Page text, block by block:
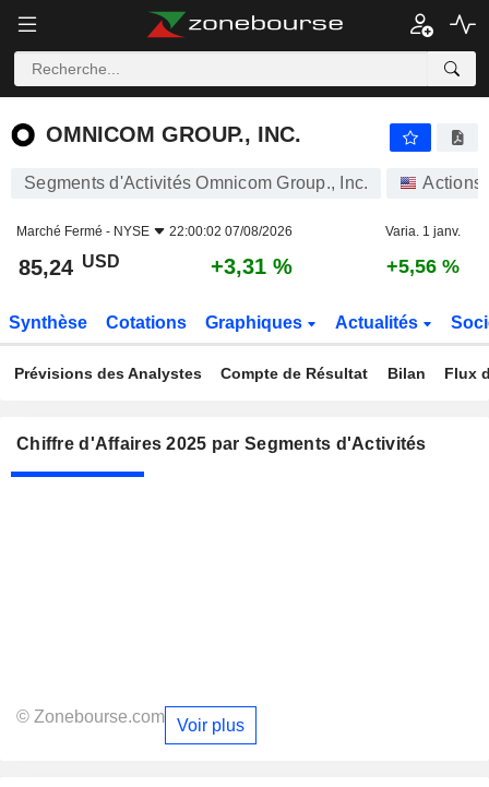
OMNICOM GROUP., INC.
OMNICOM GROUP., INC.
Segments d'Activités Omnicom Group., Inc. Actions
Marché Fermé - NYSE 22:00:02 07/08/2026 Varia. 1 janv.
85,24 USD +3,31 % +5,56 %
Synthèse Cotations Graphiques Actualités
Prévisions des Analystes Compte de Résultat Bilan Flux
Chiffre d'Affaires 2025 par Segments d'Activités
© Zonebourse.com Voir plus